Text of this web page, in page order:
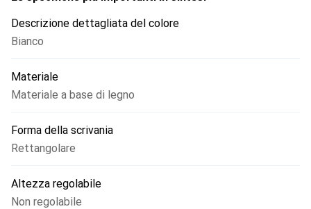
Descrizione dettagliata del colore
Bianco
Materiale
Materiale a base di legno
Forma della scrivania
Rettangolare
Altezza regolabile
Non regolabile